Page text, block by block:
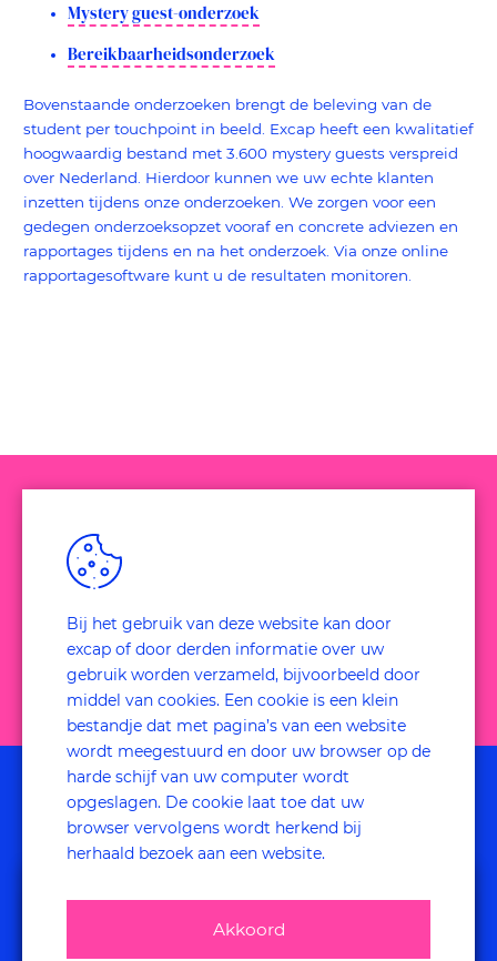
Mystery guest-onderzoek
Bereikbaarheidsonderzoek
Bovenstaande onderzoeken brengt de beleving van de
student per touchpoint in beeld. Excap heeft een kwalitatief
hoogwaardig bestand met 3.600 mystery guests verspreid
over Nederland. Hierdoor kunnen we uw echte klanten
inzetten tijdens onze onderzoeken. We zorgen voor een
gedegen onderzoeksopzet vooraf en concrete adviezen en
rapportages tijdens en na het onderzoek. Via onze online
rapportagesoftware kunt u de resultaten monitoren.
Meer weten?
neem nu contact op
case
Tevredenheid & succes
van studentenverhogen
Download de
Klantcase
Hanzehogeschool
Bij het gebruik van deze website kan door
excap of door derden informatie over uw
gebruik worden verzameld, bijvoorbeeld door
middel van cookies. Een cookie is een klein
bestandje dat met pagina’s van een website
wordt meegestuurd en door uw browser op de
harde schijf van uw computer wordt
opgeslagen. De cookie laat toe dat uw
browser vervolgens wordt herkend bij
herhaald bezoek aan een website.
Akkoord